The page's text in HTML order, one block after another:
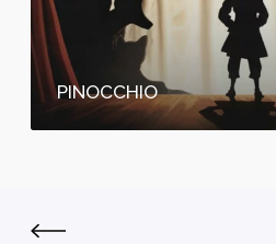
O
PINOCCHIO